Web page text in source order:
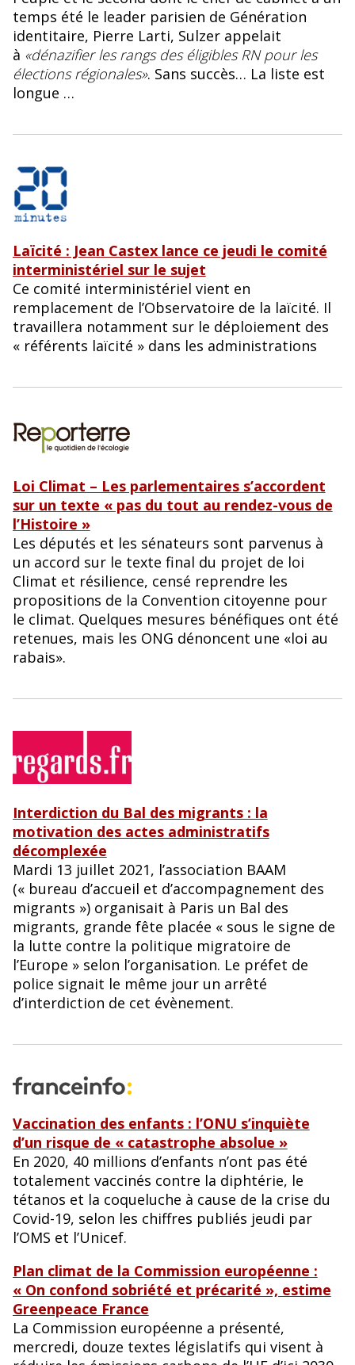
temps été le leader parisien de Génération
identitaire, Pierre Larti, Sulzer appelait
à «dénazifier les rangs des éligibles RN pour les
élections régionales». Sans succès… La liste est
longue …
Laïcité : Jean Castex lance ce jeudi le comité
interministériel sur le sujet
Ce comité interministériel vient en
remplacement de l’Observatoire de la laïcité. Il
travaillera notamment sur le déploiement des
« référents laïcité » dans les administrations
Loi Climat – Les parlementaires s’accordent
sur un texte « pas du tout au rendez-vous de
l’Histoire »
Les députés et les sénateurs sont parvenus à
un accord sur le texte final du projet de loi
Climat et résilience, censé reprendre les
propositions de la Convention citoyenne pour
le climat. Quelques mesures bénéfiques ont été
retenues, mais les ONG dénoncent une «loi au
rabais».
Interdiction du Bal des migrants : la
motivation des actes administratifs
décomplexée
Mardi 13 juillet 2021, l’association BAAM
(« bureau d’accueil et d’accompagnement des
migrants ») organisait à Paris un Bal des
migrants, grande fête placée « sous le signe de
la lutte contre la politique migratoire de
l’Europe » selon l’organisation. Le préfet de
police signait le même jour un arrêté
d’interdiction de cet évènement.
Vaccination des enfants : l’ONU s’inquiète
d’un risque de « catastrophe absolue »
En 2020, 40 millions d’enfants n’ont pas été
totalement vaccinés contre la diphtérie, le
tétanos et la coqueluche à cause de la crise du
Covid-19, selon les chiffres publiés jeudi par
l’OMS et l’Unicef.
Plan climat de la Commission européenne :
« On confond sobriété et précarité », estime
Greenpeace France
La Commission européenne a présenté,
mercredi, douze textes législatifs qui visent à